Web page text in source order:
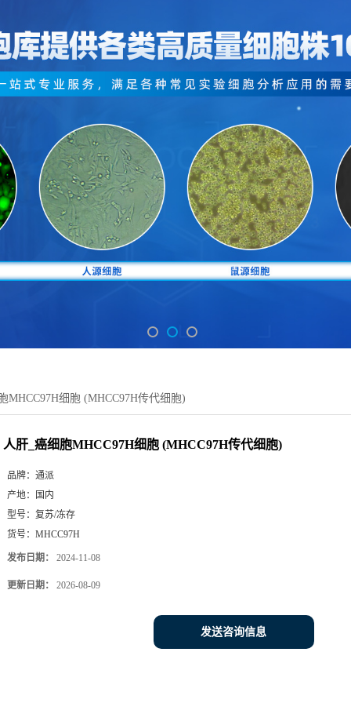
MHCC97H细胞 (MHCC97H传代细胞)
人肝_癌细胞MHCC97H细胞 (MHCC97H传代细胞)
品牌： 通派
产地：
国内
型号： 复苏/冻存
货号： MHCC97H
发布日期： 2024-11-08
更新日期： 2026-08-09
发送咨询信息